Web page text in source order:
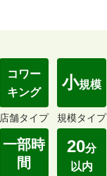
コワー
キング
店舗タイプ
小規模
規模タイプ
一部時
間
20分
以内